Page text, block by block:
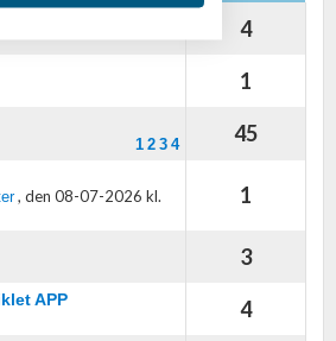
4
1
1 2 3 4 45
, den 08-07-2026 kl.
1
3
APP 4